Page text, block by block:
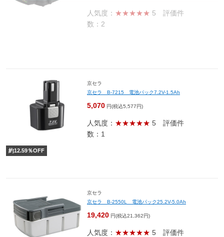
人気度： ★★★★★ 5 評価件
数：2
京セラ
京セラ B-7215 電池パック7.2V-1.5Ah
5,070 円(税込5,577円)
人気度： ★★★★★ 5 評価件
数：1
約12.59％OFF
京セラ
京セラ B-2550L 電池パック25.2V-5.0Ah
19,420 円(税込21,362円)
人気度： ★★★★★ 5 評価件